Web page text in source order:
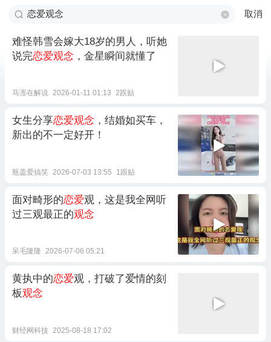
取消
难怪韩雪会嫁大18岁的男人，听她
说完恋爱观念 ，金星瞬间就懂了
马浵在解说 2026-01-11 01:13 2跟贴
女生分享恋爱观念 ，结婚如买车，
新出的不一定好开！
瓶盖爱搞笑 2026-07-03 13:55 1跟贴
面对畸形的恋爱观，这是我全网听
过三观最正的观念
呆毛隆隆 2026-07-06 05:21
黄执中的恋爱观，打破了爱情的刻
板观念
财经网科技 2025-08-18 17:02